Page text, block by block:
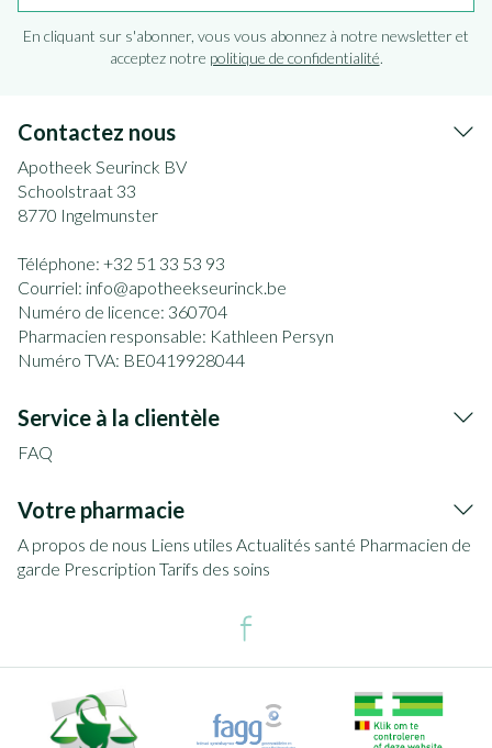
En cliquant sur s'abonner, vous vous abonnez à notre newsletter et
acceptez notre politique de confidentialité.
Contactez nous
Apotheek Seurinck BV
Schoolstraat 33
8770 Ingelmunster
Téléphone: +32 51 33 53 93
Courriel: info@apotheekseurinck.be
Numéro de licence: 360704
Pharmacien responsable: Kathleen Persyn
Numéro TVA: BE0419928044
Service à la clientèle
FAQ
Votre pharmacie
A propos de nous Liens utiles Actualités santé Pharmacien de
garde Prescription Tarifs des soins